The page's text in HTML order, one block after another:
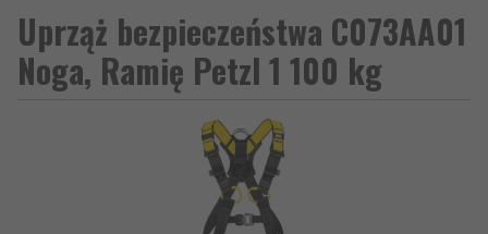
Uprząż bezpieczeństwa C073AA01
Noga, Ramię Petzl 1 100 kg